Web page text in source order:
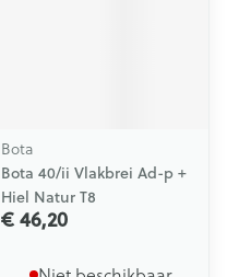
Bota
Bota 40/ii Vlakbrei Ad-p +
Hiel Natur T8
€ 46,20